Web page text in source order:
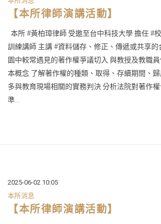
【本所律師演講活動】
本所 #黃柏璋律師 受邀至台中科技大學 擔任 #
訓練講師 主講 #資料儲存、修正、傳遞或共享
園中較常遇見的著作權爭議切入 與教授及教職
本概念 了解著作權的種類、取得、存續期間、
多與教育現場相關的實務判決 分析法院對著作
準...
2025-06-02 10:05
本所消息
【本所律師演講活動】